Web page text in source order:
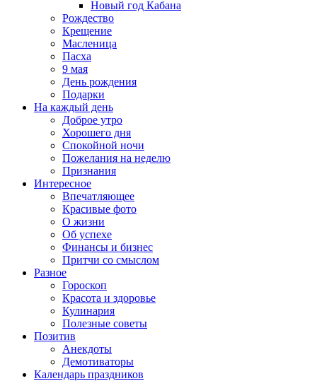
Новый год Кабана
Рождество
Крещение
Масленица
Пасха
9 мая
День рождения
Подарки
На каждый день
Доброе утро
Хорошего дня
Спокойной ночи
Пожелания на неделю
Признания
Интересное
Впечатляющее
Красивые фото
О жизни
Об успехе
Финансы и бизнес
Притчи со смыслом
Разное
Гороскоп
Красота и здоровье
Кулинария
Полезные советы
Позитив
Анекдоты
Демотиваторы
Календарь праздников